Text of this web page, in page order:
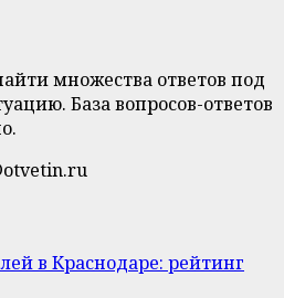
множества ответов под
База вопросов-ответов
в Краснодаре: рейтинг